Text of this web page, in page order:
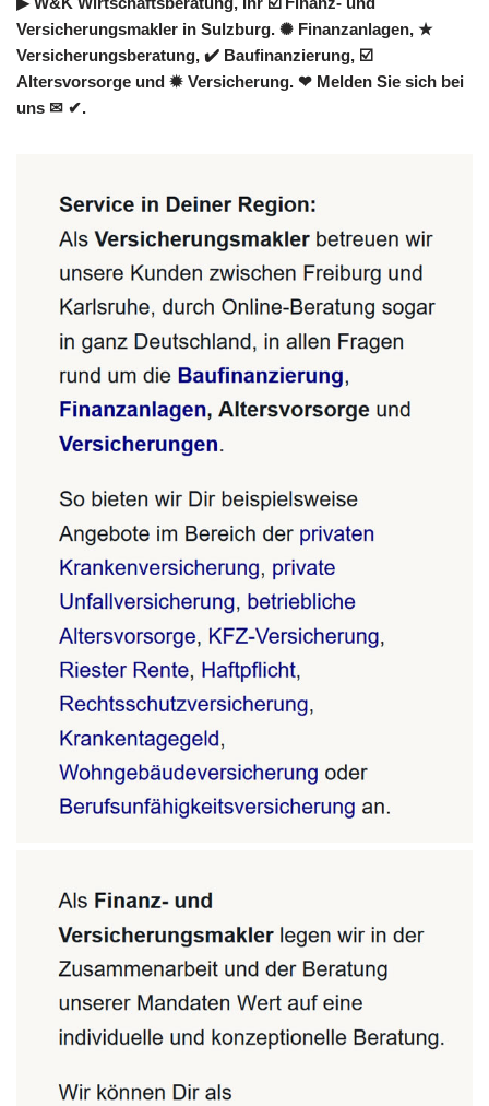
Versicherungsmakler in Sulzburg. ✺ Finanzanlagen, ★
Versicherungsberatung, ✔️ Baufinanzierung, ☑️
Altersvorsorge und ✹ Versicherung. ❤ Melden Sie sich bei
uns ✉ ✔.